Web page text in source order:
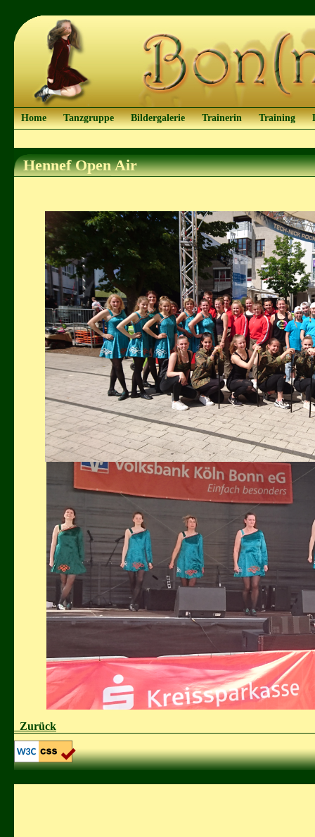
Home Tanzgruppe Bildergalerie Trainerin Training
Hennef Open Air
Zurück